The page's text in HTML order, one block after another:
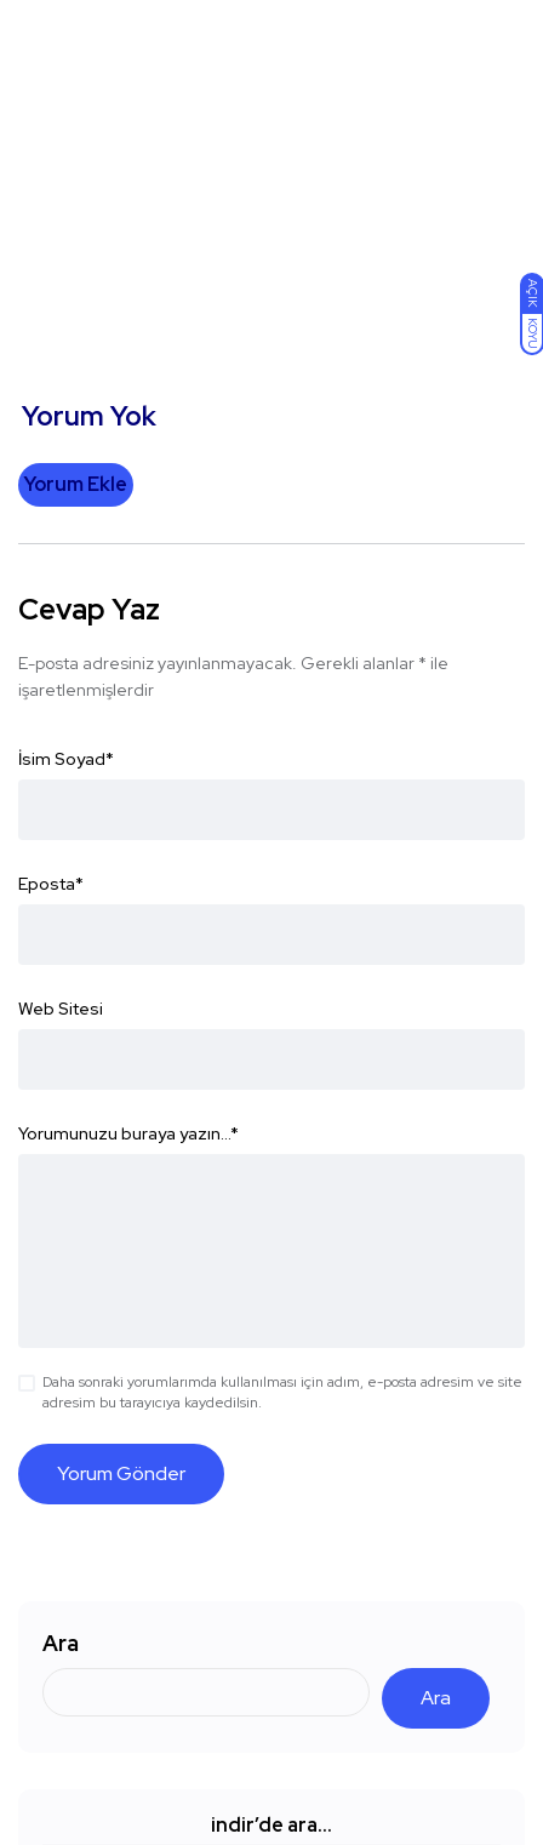
AÇIK
KOYU
Yorum Yok
Yorum Ekle
Cevap Yaz
E-posta adresiniz yayınlanmayacak. Gerekli alanlar * ile
işaretlenmişlerdir
İsim Soyad*
Eposta*
Web Sitesi
Yorumunuzu buraya yazın... *
Daha sonraki yorumlarımda kullanılması için adım, e-posta adresim ve site
adresim bu tarayıcıya kaydedilsin.
Ara
Ara
indir’de ara…